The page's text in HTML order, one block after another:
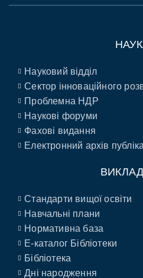
Науковий відділ
Сектор інноваційного
Проблемна НДР
Наукові форуми
Фахові видання
Електронний архів
Стандарти вищої освіти
Навчальні плани
Нормативна база
E-каталог Бібліотеки
Бібліотека
Дні народження